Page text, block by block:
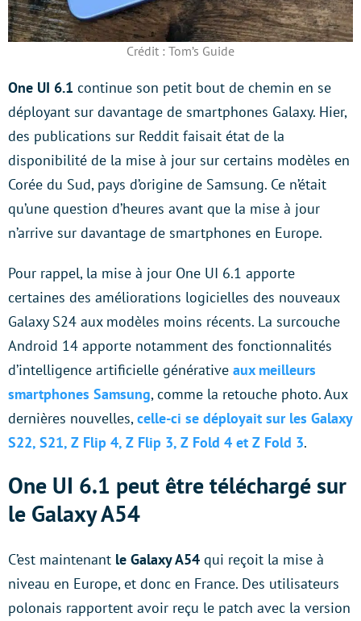
Crédit : Tom’s Guide
One UI 6.1 continue son petit bout de chemin en se
déployant sur davantage de smartphones Galaxy. Hier,
des publications sur Reddit faisait état de la
disponibilité de la mise à jour sur certains modèles en
Corée du Sud, pays d’origine de Samsung. Ce n’était
qu’une question d’heures avant que la mise à jour
n’arrive sur davantage de smartphones en Europe.
Pour rappel, la mise à jour One UI 6.1 apporte
certaines des améliorations logicielles des nouveaux
Galaxy S24 aux modèles moins récents. La surcouche
Android 14 apporte notamment des fonctionnalités
d’intelligence artificielle générative aux meilleurs
smartphones Samsung, comme la retouche photo. Aux
dernières nouvelles, celle-ci se déployait sur les Galaxy
S22, S21, Z Flip 4, Z Flip 3, Z Fold 4 et Z Fold 3.
One UI 6.1 peut être téléchargé sur
le Galaxy A54
C’est maintenant le Galaxy A54 qui reçoit la mise à
niveau en Europe, et donc en France. Des utilisateurs
polonais rapportent avoir reçu le patch avec la version